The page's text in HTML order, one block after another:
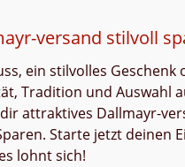
versand stilvoll
ein stilvolles
Tradition und Auswahl
attraktives Dallmayr-
Starte jetzt deinen
lohnt sich!